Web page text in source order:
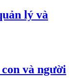
lý và
và người